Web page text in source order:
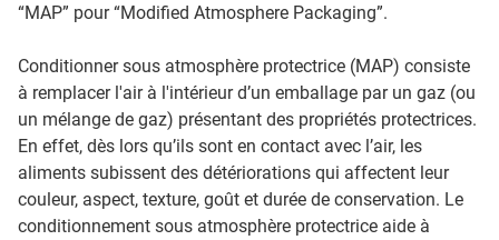
“MAP” pour “Modified Atmosphere Packaging”.
Conditionner sous atmosphère protectrice (MAP) consiste
à remplacer l'air à l'intérieur d’un emballage par un gaz (ou
un mélange de gaz) présentant des propriétés protectrices.
En effet, dès lors qu’ils sont en contact avec l’air, les
aliments subissent des détériorations qui affectent leur
couleur, aspect, texture, goût et durée de conservation. Le
conditionnement sous atmosphère protectrice aide à